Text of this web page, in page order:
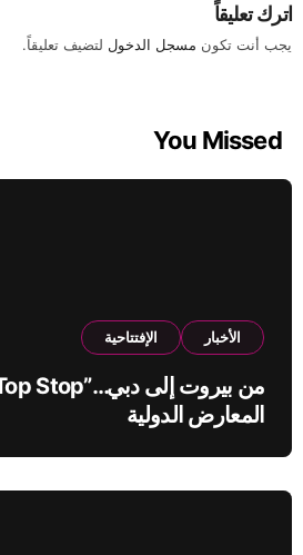
اترك تعليقاً
يجب أنت تكون مسجل الدخول لتضيف تعليقاً.
You Missed
الأخبار الإفتتاحية
المعارض الدولية